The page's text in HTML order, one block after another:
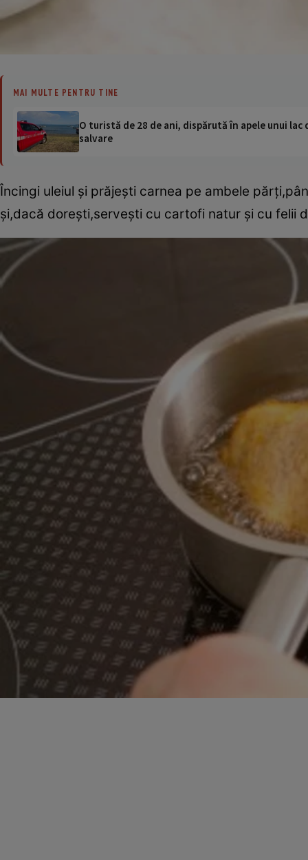
MAI MULTE PENTRU TINE
O turistă de 28 de ani, dispărută în apele unui
salvare
Încingi uleiul şi prăjeşti carnea pe ambele
şi,dacă doreşti,serveşti cu cartofi natur şi cu felii